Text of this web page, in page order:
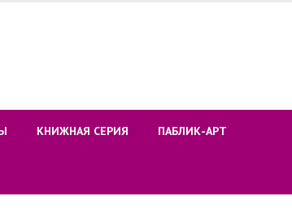
КНИЖНАЯ СЕРИЯ ПАБЛИК-АРТ